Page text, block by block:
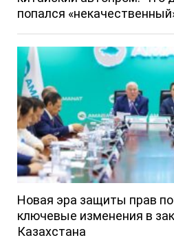
попался
Новая эра защиты прав
ключевые изменения в
Казахстана